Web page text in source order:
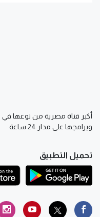
أكبر قناة مصرية من نوعها في
وبرامجها على مدار 24 ساعة
تحميل التطبيق